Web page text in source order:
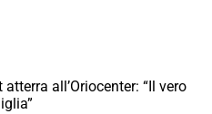
atterra all’Oriocenter: “Il vero